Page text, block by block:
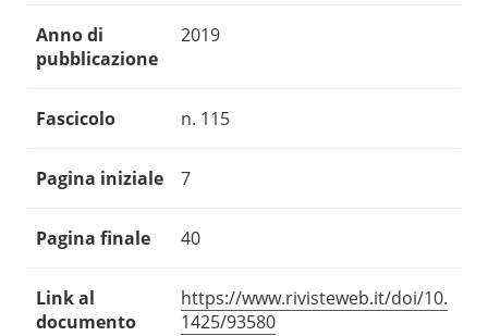
Anno di
pubblicazione
2019
Fascicolo n. 115
Pagina iniziale 7
Pagina finale 40
Link al
documento
https://www.rivisteweb.it/doi/10.
1425/93580